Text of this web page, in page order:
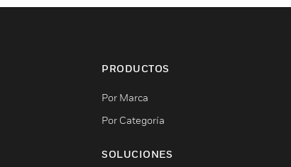
PRODUCTOS
Por Marca
Por Categoría
SOLUCIONES